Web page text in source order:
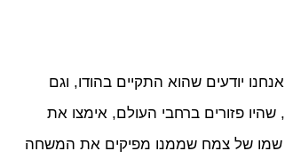
יודעים שהוא התקיים בהודו, וגם
שהיו פזורים ברחבי העולם, אימצו את
שמו של צמח שממנו מפיקים את המשחה